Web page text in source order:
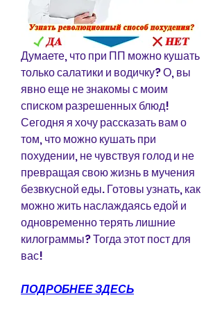
Думаете, что при ПП можно кушать
только салатики и водичку? О, вы
явно еще не знакомы с моим
списком разрешенных блюд!
Сегодня я хочу рассказать вам о
том, что можно кушать при
похудении, не чувствуя голод и не
превращая свою жизнь в мучения
безвкусной еды. Готовы узнать, как
можно жить наслаждаясь едой и
одновременно терять лишние
килограммы? Тогда этот пост для
вас!
ПОДРОБНЕЕ ЗДЕСЬ